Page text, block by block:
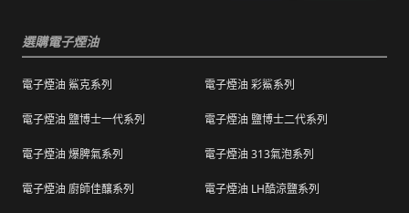
統更新時間，會有所出入）
海外運送：
海外顧客如需訂購，請聯絡客服中心協助海外
裝上黏貼紙張或書寫文字。
購買之商品若符合促銷活動（ 如滿減、免運等
選購電子煙油
電子煙油 鯊克系列 電子煙油 彩鯊系列
電子煙油 鹽博士一代系列 電子煙油 鹽博士二代系列
電子煙油 爆脾氣系列 電子煙油 313氣泡系列
電子煙油 廚師佳釀系列 電子煙油 LH酷涼鹽系列